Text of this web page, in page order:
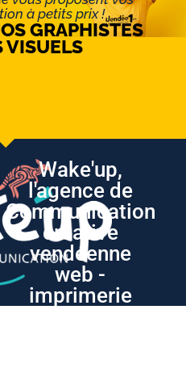
à petits prix !
GRAPHISTES
VISUELS
Wake'up,
l'agence de
Communication
créative
vendéenne
web -
imprimerie